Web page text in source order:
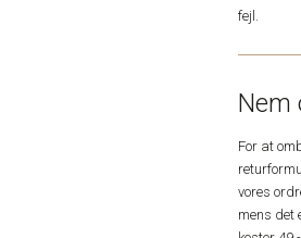
fejl.
Nem
For at
vores
mens det